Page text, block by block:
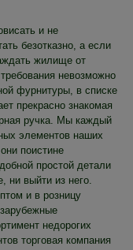
и не
безотказно, а если
жилище от
невозможно
фурнитуры, в списке
прекрасно знакомая
ручка. Мы каждый
элементов наших
поистине
простой детали
ни выйти из него.
и в розницу
недорогих
торговая компания